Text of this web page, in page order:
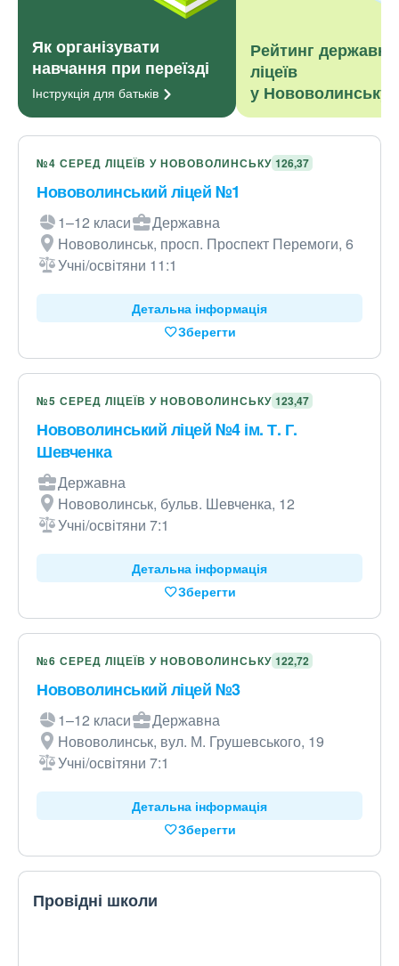
Як організувати
навчання при переїзді
Інструкція для батьків
Рейтинг
ліцеїв
у Нововолинську
№4 СЕРЕД ЛІЦЕЇВ У НОВОВОЛИНСЬКУ 126,37
Нововолинський ліцей №1
1–12 класи
Державна
Нововолинськ, просп. Проспект Перемоги, 6
Учні/освітяни 11:1
Детальна інформація
Зберегти
№5 СЕРЕД ЛІЦЕЇВ У НОВОВОЛИНСЬКУ 123,47
Нововолинський ліцей №4 ім. Т. Г.
Шевченка
Державна
Нововолинськ, бульв. Шевченка, 12
Учні/освітяни 7:1
Детальна інформація
Зберегти
№6 СЕРЕД ЛІЦЕЇВ У НОВОВОЛИНСЬКУ 122,72
Нововолинський ліцей №3
1–12 класи
Державна
Нововолинськ, вул. М. Грушевського, 19
Учні/освітяни 7:1
Детальна інформація
Зберегти
Провідні школи